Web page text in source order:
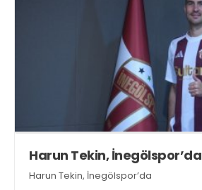
Harun Tekin, İnegölspor’da
Harun Tekin, İnegölspor’da